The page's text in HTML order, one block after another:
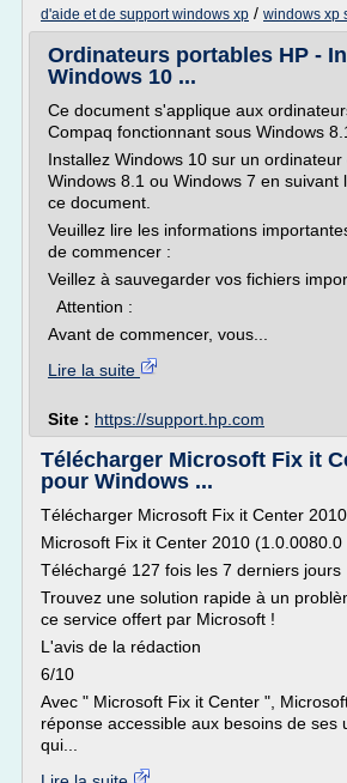
d'aide et de support windows xp / windows xp
Ordinateurs portables HP -
Windows 10 ...
Ce document s'applique aux
Compaq fonctionnant sous Windows
Installez Windows 10 sur un
Windows 8.1 ou Windows 7 en suivant
ce document.
Veuillez lire les informations
de commencer :
Veillez à sauvegarder vos fichiers
Attention :
Avant de commencer, vous...
Lire la suite
Site : https://support.hp.com
Télécharger Microsoft Fix it
pour Windows ...
Télécharger Microsoft Fix it Center
Microsoft Fix it Center 2010 (1.0.0080.0
Téléchargé 127 fois les 7 derniers jours
Trouvez une solution rapide à un
ce service offert par Microsoft !
L'avis de la rédaction
6/10
Avec " Microsoft Fix it Center ",
réponse accessible aux besoins de ses
qui...